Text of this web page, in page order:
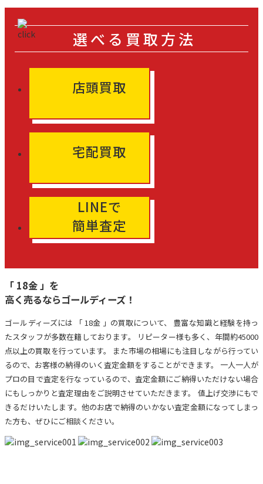
選べる買取方法
店頭買取
宅配買取
LINEで
簡単査定
「 18金 」を
高く売るならゴールディーズ！
ゴールディーズには 「 18金 」の買取について、 豊富な知識と経験を持っ
たスタッフが多数在籍しております。 リピーター様も多く、年間約45000
点以上の買取を行っています。 また市場の相場にも注目しながら行ってい
るので、お客様の納得のいく査定金額をすることができます。 一人一人が
プロの目で査定を行なっているので、査定金額にご納得いただけない場合
にもしっかりと査定理由をご説明させていただきます。 値上げ交渉にもで
きるだけいたします。他のお店で納得のいかない査定金額になってしまっ
た方も、ぜひにご相談ください。